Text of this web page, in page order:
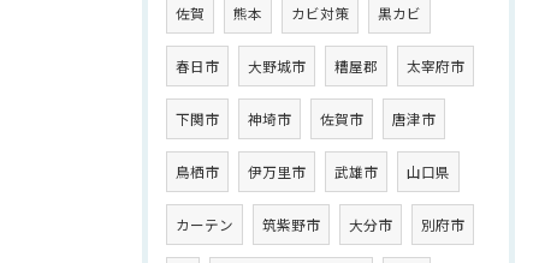
佐賀 熊本 カビ対策 黒カビ
春日市 大野城市 糟屋郡 太宰府市
下関市 神埼市 佐賀市 唐津市
鳥栖市 伊万里市 武雄市 山口県
カーテン 筑紫野市 大分市 別府市